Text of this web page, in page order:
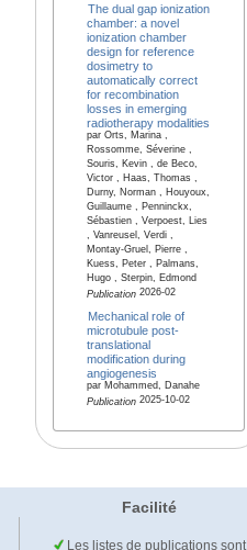
The dual gap ionization
chamber: a novel
ionization chamber
design for reference
dosimetry to
automatically correct
for recombination
losses in emerging
radiotherapy modalities
par Orts, Marina ,
Rossomme, Séverine ,
Souris, Kevin , de Beco,
Victor , Haas, Thomas ,
Durny, Norman , Houyoux,
Guillaume , Penninckx,
Sébastien , Verpoest, Lies
, Vanreusel, Verdi ,
Montay-Gruel, Pierre ,
Kuess, Peter , Palmans,
Hugo , Sterpin, Edmond
Publication2026-02
Mechanical role of
microtubule post-
translational
modification during
angiogenesis
par Mohammed, Danahe
Publication2025-10-02
Facilité
Les listes de publications sont